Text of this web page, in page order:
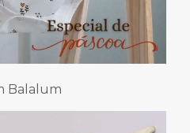
Balalum